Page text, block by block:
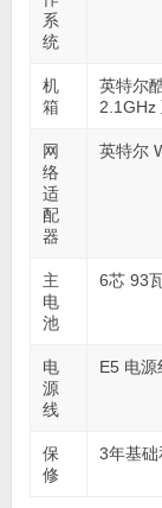
系
统
机
箱
英特尔
2.1GHz
网
络
适
配
器
英特尔
主
电
池
6芯 93
电
源
线
E5 电源
保
修
3年基